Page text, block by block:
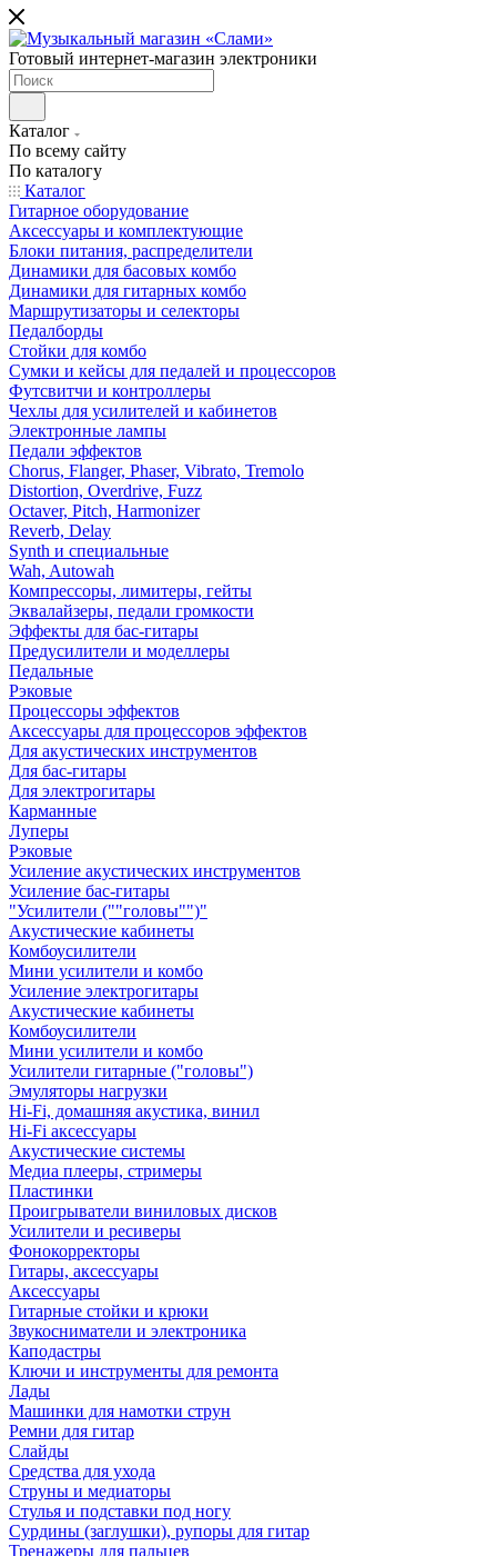
Готовый интернет-магазин электроники
Каталог
По всему сайту
По каталогу
Каталог
Гитарное оборудование
Аксессуары и комплектующие
Блоки питания, распределители
Динамики для басовых комбо
Динамики для гитарных комбо
Маршрутизаторы и селекторы
Педалборды
Стойки для комбо
Сумки и кейсы для педалей и процессоров
Футсвитчи и контроллеры
Чехлы для усилителей и кабинетов
Электронные лампы
Педали эффектов
Chorus, Flanger, Phaser, Vibrato, Tremolo
Distortion, Overdrive, Fuzz
Octaver, Pitch, Harmonizer
Reverb, Delay
Synth и специальные
Wah, Autowah
Компрессоры, лимитеры, гейты
Эквалайзеры, педали громкости
Эффекты для бас-гитары
Предусилители и моделлеры
Педальные
Рэковые
Процессоры эффектов
Аксессуары для процессоров эффектов
Для акустических инструментов
Для бас-гитары
Для электрогитары
Карманные
Луперы
Рэковые
Усиление акустических инструментов
Усиление бас-гитары
"Усилители (""головы"")"
Акустические кабинеты
Комбоусилители
Мини усилители и комбо
Усиление электрогитары
Акустические кабинеты
Комбоусилители
Мини усилители и комбо
Усилители гитарные ("головы")
Эмуляторы нагрузки
Hi-Fi, домашняя акустика, винил
Hi-Fi аксессуары
Акустические системы
Медиа плееры, стримеры
Пластинки
Проигрыватели виниловых дисков
Усилители и ресиверы
Фонокорректоры
Гитары, аксессуары
Аксессуары
Гитарные стойки и крюки
Звукосниматели и электроника
Каподастры
Ключи и инструменты для ремонта
Лады
Машинки для намотки струн
Ремни для гитар
Слайды
Средства для ухода
Струны и медиаторы
Стулья и подставки под ногу
Сурдины (заглушки), рупоры для гитар
Тренажеры для пальцев